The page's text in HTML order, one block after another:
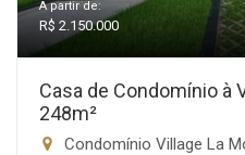
A partir de:
R$ 2.150.000
Casa de Condomínio à
248m²
Condomínio Village La